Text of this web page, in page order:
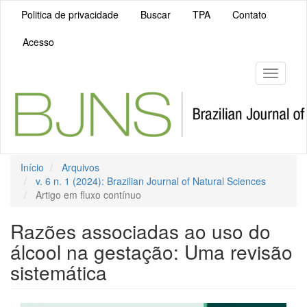
Principal
principal
Politica de privacidade Buscar TPA
Contato
Acesso
Toggle
Início
Arquivos
v. 6 n. 1 (2024): Brazilian Journal of Natural Sciences
Artigo em fluxo contínuo
Razões associadas ao uso do
álcool na gestação: Uma revisão
sistemática